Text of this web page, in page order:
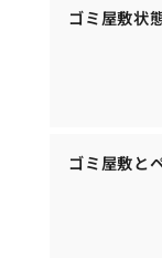
ゴミ屋敷状
ゴミ屋敷と